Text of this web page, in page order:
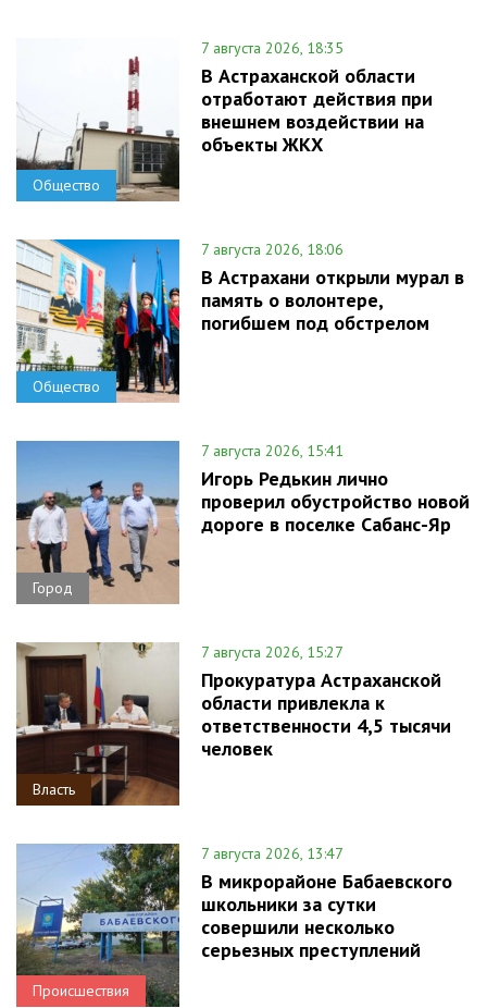
Общество
7 августа 2026, 18:35
В Астраханской области
отработают действия при
внешнем воздействии на
объекты ЖКХ
Общество
7 августа 2026, 18:06
В Астрахани открыли мурал в
память о волонтере,
погибшем под обстрелом
Город
7 августа 2026, 15:41
Игорь Редькин лично
проверил обустройство новой
дороге в поселке Сабанс-Яр
Власть
7 августа 2026, 15:27
Прокуратура Астраханской
области привлекла к
ответственности 4,5 тысячи
человек
Происшествия
7 августа 2026, 13:47
В микрорайоне Бабаевского
школьники за сутки
совершили несколько
серьезных преступлений